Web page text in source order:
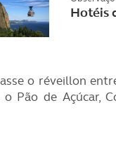
Hotéis
o réveillon
Pão de Açúcar,